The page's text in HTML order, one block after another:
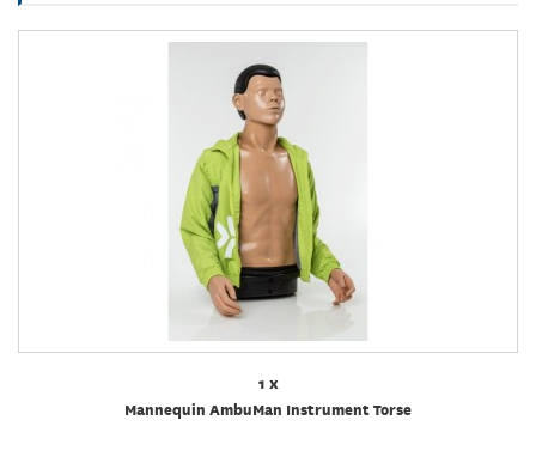
1 x
Mannequin AmbuMan Instrument Torse